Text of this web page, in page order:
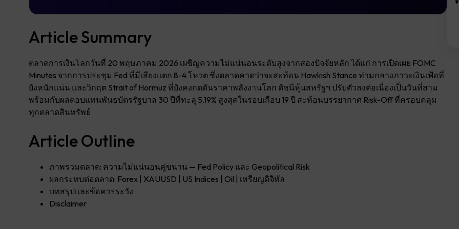
Article Summary
ตลาดการเงินโลกวันที่ 20 พฤษภาคม 2026 เผชิญความไม่แน่นอนระดับสูงจากสองปัจจัยหลัก ได้แก่ การเปิดเผย FOMC
Minutes จากการประชุม Fed ที่มีเสียงแตก 8-4 โหวต ซึ่งตลาดคาดว่าจะสะท้อน Hawkish Stance ท่ามกลางภาวะเงินเฟ้อที่
ยังหนักแน่น และวิกฤต Strait of Hormuz ที่ยังคงกดดันราคาพลังงานโลก ดัชนีหุ้นสหรัฐฯ ปรับตัวลงต่อเนื่องเป็นวันที่สาม
พร้อมกับผลตอบแทนพันธบัตรรัฐบาล 30 ปีที่ทะลุ 5.19% สูงสุดในรอบเกือบ 19 ปี สะท้อนบรรยากาศ Risk-Off ที่ครอบคลุม
ทุกตลาดสินทรัพย์
Article Outline
ภาพรวมตลาด: ความไม่แน่นอนคู่ขนาน — Fed Policy และ Geopolitical Risk
ผลกระทบต่อตลาด: Forex | XAUUSD | US Indices | Oil | เหรียญดิจิทัล
บทสรุปและข้อควรระวัง
Disclaimer